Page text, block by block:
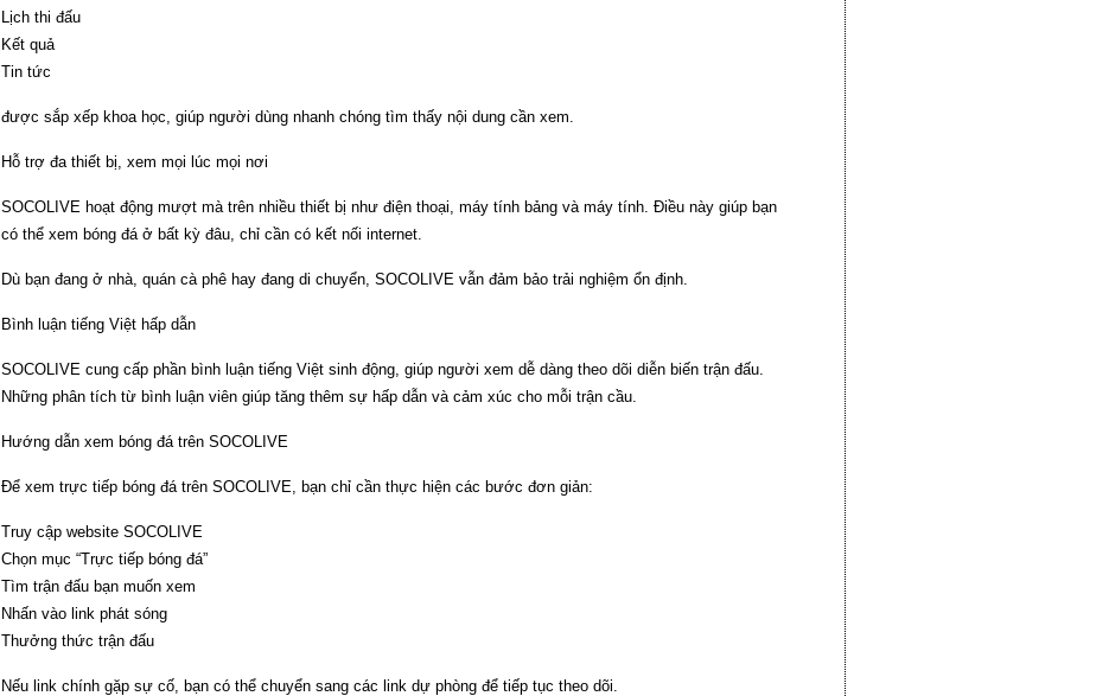
Lịch thi đấu
Kết quả
Tin tức
được sắp xếp khoa học, giúp người dùng nhanh chóng tìm thấy nội dung cần xem.
Hỗ trợ đa thiết bị, xem mọi lúc mọi nơi
SOCOLIVE hoạt động mượt mà trên nhiều thiết bị như điện thoại, máy tính bảng và máy tính. Điều này giúp bạn
có thể xem bóng đá ở bất kỳ đâu, chỉ cần có kết nối internet.
Dù bạn đang ở nhà, quán cà phê hay đang di chuyển, SOCOLIVE vẫn đảm bảo trải nghiệm ổn định.
Bình luận tiếng Việt hấp dẫn
SOCOLIVE cung cấp phần bình luận tiếng Việt sinh động, giúp người xem dễ dàng theo dõi diễn biến trận đấu.
Những phân tích từ bình luận viên giúp tăng thêm sự hấp dẫn và cảm xúc cho mỗi trận cầu.
Hướng dẫn xem bóng đá trên SOCOLIVE
Để xem trực tiếp bóng đá trên SOCOLIVE, bạn chỉ cần thực hiện các bước đơn giản:
Truy cập website SOCOLIVE
Chọn mục “Trực tiếp bóng đá”
Tìm trận đấu bạn muốn xem
Nhấn vào link phát sóng
Thưởng thức trận đấu
Nếu link chính gặp sự cố, bạn có thể chuyển sang các link dự phòng để tiếp tục theo dõi.